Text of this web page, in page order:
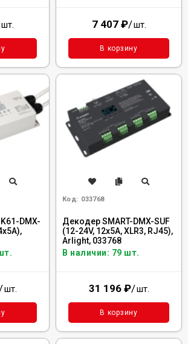
шт. 7 407 ₽/шт.
В корзину
DMX-
шт.
Код: 033768
Декодер SMART-DMX-SUF
(12-24V, 12x5A, XLR3, RJ45),
Arlight, 033768
В наличии: 79 шт.
31 196 ₽/шт.
В корзину